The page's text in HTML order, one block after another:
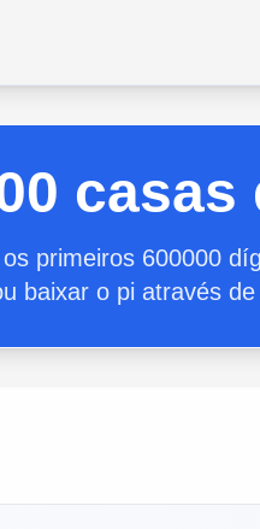
primeiros 600000
baixar o pi através